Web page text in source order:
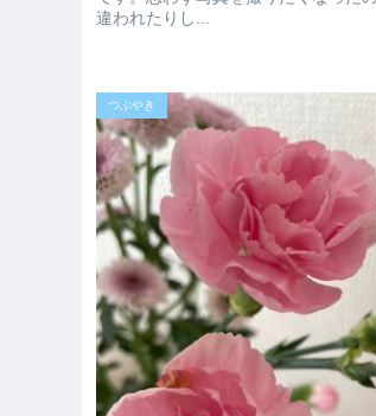
違われたりし...
つぶやき